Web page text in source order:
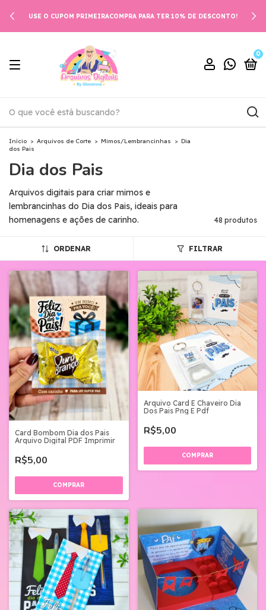
USE O CUPOM PRIMEIRACOMPRA PARA TER 10% DE DESCONTO!
0
Início > Arquivos de Corte > Mimos/Lembrancinhas > Dia
dos Pais
Dia dos Pais
Arquivos digitais para criar mimos e
lembrancinhas do Dia dos Pais, ideais para
homenagens e ações de carinho.
48 produtos
ORDENAR FILTRAR
Card Bombom Dia dos Pais
Arquivo Digital PDF Imprimir
R$5,00
Arquivo Card E Chaveiro Dia
Dos Pais Png E Pdf
R$5,00